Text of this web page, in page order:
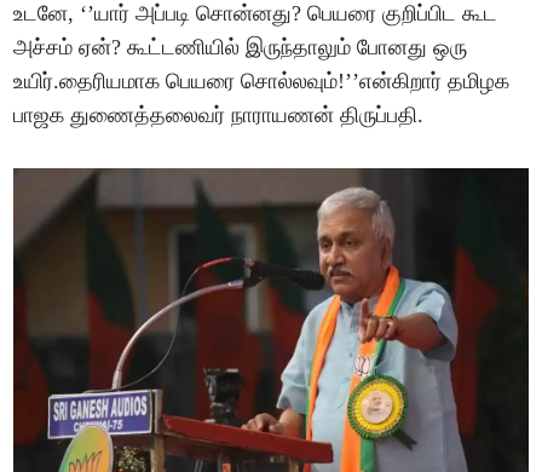
உடனே, ‘’யார் அப்படி சொன்னது? பெயரை குறிப்பிட கூட
அச்சம் ஏன்? கூட்டணியில் இருந்தாலும் போனது ஒரு
உயிர்.தைரியமாக பெயரை சொல்லவும்!’’என்கிறார் தமிழக
பாஜக துணைத்தலைவர் நாராயணன் திருப்பதி.